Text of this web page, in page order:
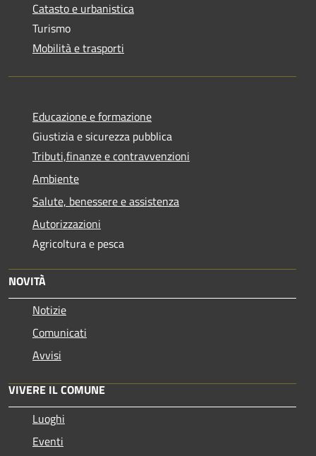
Catasto e urbanistica
Turismo
Mobilità e trasporti
Educazione e formazione
Giustizia e sicurezza pubblica
Tributi,finanze e contravvenzioni
Ambiente
Salute, benessere e assistenza
Autorizzazioni
Agricoltura e pesca
NOVITÀ
Notizie
Comunicati
Avvisi
VIVERE IL COMUNE
Luoghi
Eventi